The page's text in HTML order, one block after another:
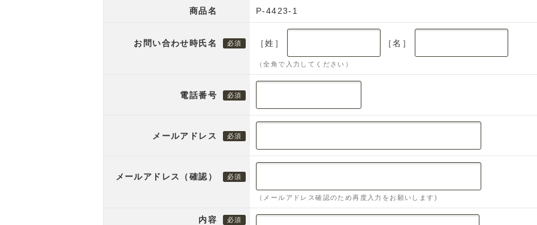
商品名 P-4423-1
お問い合わせ時氏名 ［姓］ ［名］
（全角で入力してください）
電話番号
メールアドレス
メールアドレス（確認）
（メールアドレス確認のため再度入力をお願いします)
内容